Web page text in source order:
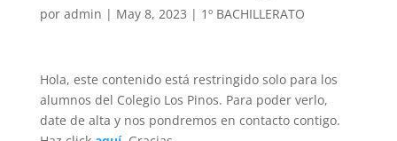
por admin | May 8, 2023 | 1º BACHILLERATO
Hola, este contenido está restringido solo para los
alumnos del Colegio Los Pinos. Para poder verlo,
date de alta y nos pondremos en contacto contigo.